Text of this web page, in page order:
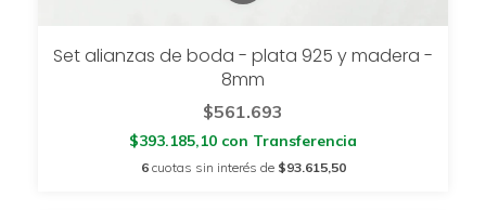
Set alianzas de boda - plata 925 y madera -
8mm
$561.693
$393.185,10 con Transferencia
6 cuotas sin interés de $93.615,50